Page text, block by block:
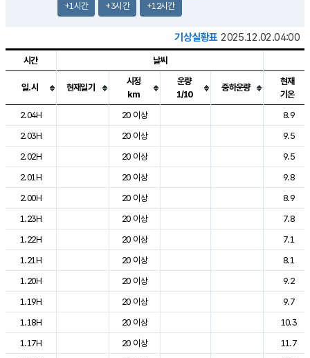
+1시간 +3시간 +12시간
기상실황표 2025.12.02.04:00
도시별 기상실황표로 지점, 날씨, 기온, 강수, 바람, 기압등을 안내한 표입
시간 날씨
일.시 현재일기
시정
km
운량
1/10
중하운량
현재
기온
2.04H
20 이상
8.9
2.03H
20 이상
9.5
2.02H
20 이상
9.5
2.01H
20 이상
9.8
2.00H
20 이상
8.9
1.23H
20 이상
7.8
1.22H
20 이상
7.1
1.21H
20 이상
8.1
1.20H
20 이상
9.2
1.19H
20 이상
9.7
1.18H
20 이상
10.3
1.17H
20 이상
11.7